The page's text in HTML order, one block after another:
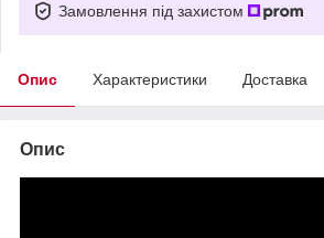
Замовлення під захистом
Опис Характеристики Доставка
Опис